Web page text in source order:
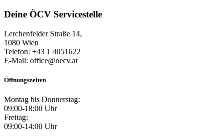
Deine ÖCV Servicestelle
Lerchenfelder Straße 14,
1080 Wien
Telefon: +43 1 4051622
E-Mail: office@oecv.at
Öffnungszeiten
Montag bis Donnerstag:
09:00-18:00 Uhr
Freitag:
09:00-14:00 Uhr